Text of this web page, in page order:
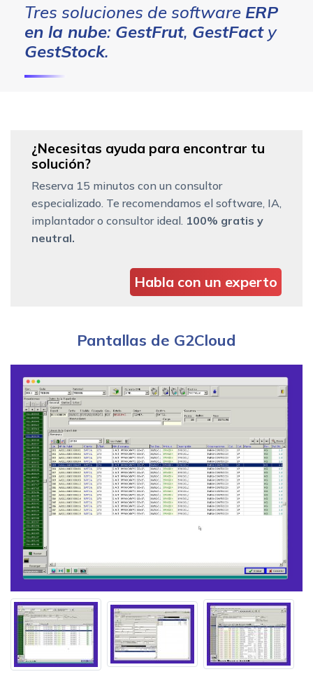
Tres soluciones de software ERP
en la nube: GestFrut, GestFacty
GestStock.
¿Necesitas ayuda para encontrar tu
solución?
Reserva 15 minutos con un consultor
especializado. Te recomendamos el software, IA,
implantador o consultor ideal. 100% gratis y
neutral.
Habla con un experto
Pantallas de G2Cloud